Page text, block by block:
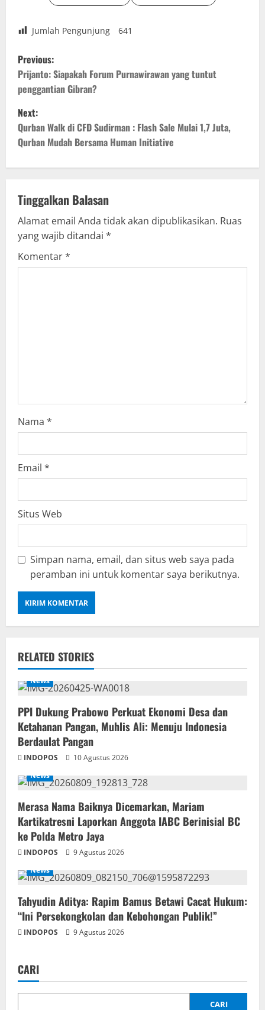
Jumlah Pengunjung 641
P
o
s
t
n
v
i
g
Previous:
Prijanto: Siapakah Forum Purnawirawan yang tuntut
penggantian Gibran?
Next:
Qurban Walk di CFD Sudirman : Flash Sale Mulai 1,7 Juta,
Qurban Mudah Bersama Human Initiative
Tinggalkan Balasan
Alamat email Anda tidak akan dipublikasikan. Ruas
yang wajib ditandai *
Komentar*
Nama *
Email *
Situs Web
Simpan nama, email, dan situs web saya pada
peramban ini untuk komentar saya berikutnya.
RELATED STORIES
News
PPI Dukung Prabowo Perkuat Ekonomi Desa dan
Ketahanan Pangan, Muhlis Ali: Menuju Indonesia
Berdaulat Pangan
INDOPOS
10 Agustus 2026
News
‎Merasa Nama Baiknya Dicemarkan, Mariam
Kartikatresni Laporkan Anggota IABC Berinisial BC
ke Polda Metro Jaya
INDOPOS
9 Agustus 2026
News
‎Tahyudin Aditya: Rapim Bamus Betawi Cacat Hukum:
“Ini Persekongkolan dan Kebohongan Publik!”
INDOPOS 9 Agustus 2026
CARI
CARI